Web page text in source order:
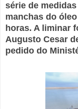
série de
manchas do
horas. A liminar
Augusto Cesar
pedido do